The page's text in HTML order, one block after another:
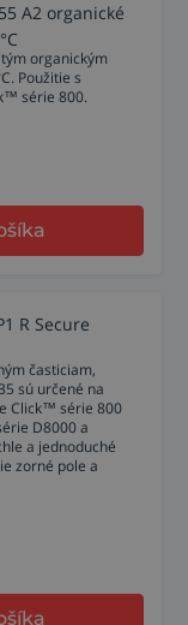
A2 organické
organickým
Použitie s
série 800.
R Secure
časticiam,
sú určené na
Click™ série 800
D8000 a
a jednoduché
zorné pole a